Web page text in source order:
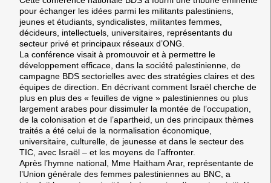
pour échanger les idées parmi les militants palestiniens,
jeunes et étudiants, syndicalistes, militantes femmes,
décideurs, intellectuels, universitaires, représentants du
secteur privé et principaux réseaux d’ONG.
La conférence visait à promouvoir et à permettre le
développement efficace, dans la société palestinienne, de
campagne BDS sectorielles avec des stratégies claires et des
équipes de direction. En décrivant comment Israël cherche de
plus en plus des « feuilles de vigne » palestiniennes ou plus
largement arabes pour dissimuler la montée de l’occupation,
de la colonisation et de l’apartheid, un des principaux thèmes
traités a été celui de la normalisation économique,
universitaire, culturelle, de jeunesse et dans le secteur des
TIC, avec Israël – et les moyens de l’affronter.
Après l’hymne national, Mme Haitham Arar, représentante de
l’Union générale des femmes palestiniennes au BNC, a